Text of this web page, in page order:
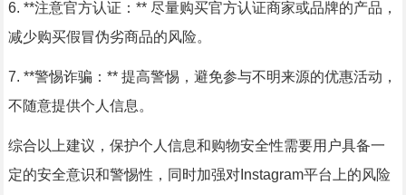
6. **注意官方认证：** 尽量购买官方认证商家或品牌的产品，
减少购买假冒伪劣商品的风险。
7. **警惕诈骗：** 提高警惕，避免参与不明来源的优惠活动，
不随意提供个人信息。
综合以上建议，保护个人信息和购物安全性需要用户具备一
定的安全意识和警惕性，同时加强对Instagram平台上的风险